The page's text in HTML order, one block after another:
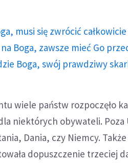
musi się zwrócić
Boga, zawsze mieć Go
Boga, swój prawdziwy
wiele państw rozpoczęło
niektórych obywateli. Poza
Dania, czy Niemcy.
dopuszczenie trzeciej